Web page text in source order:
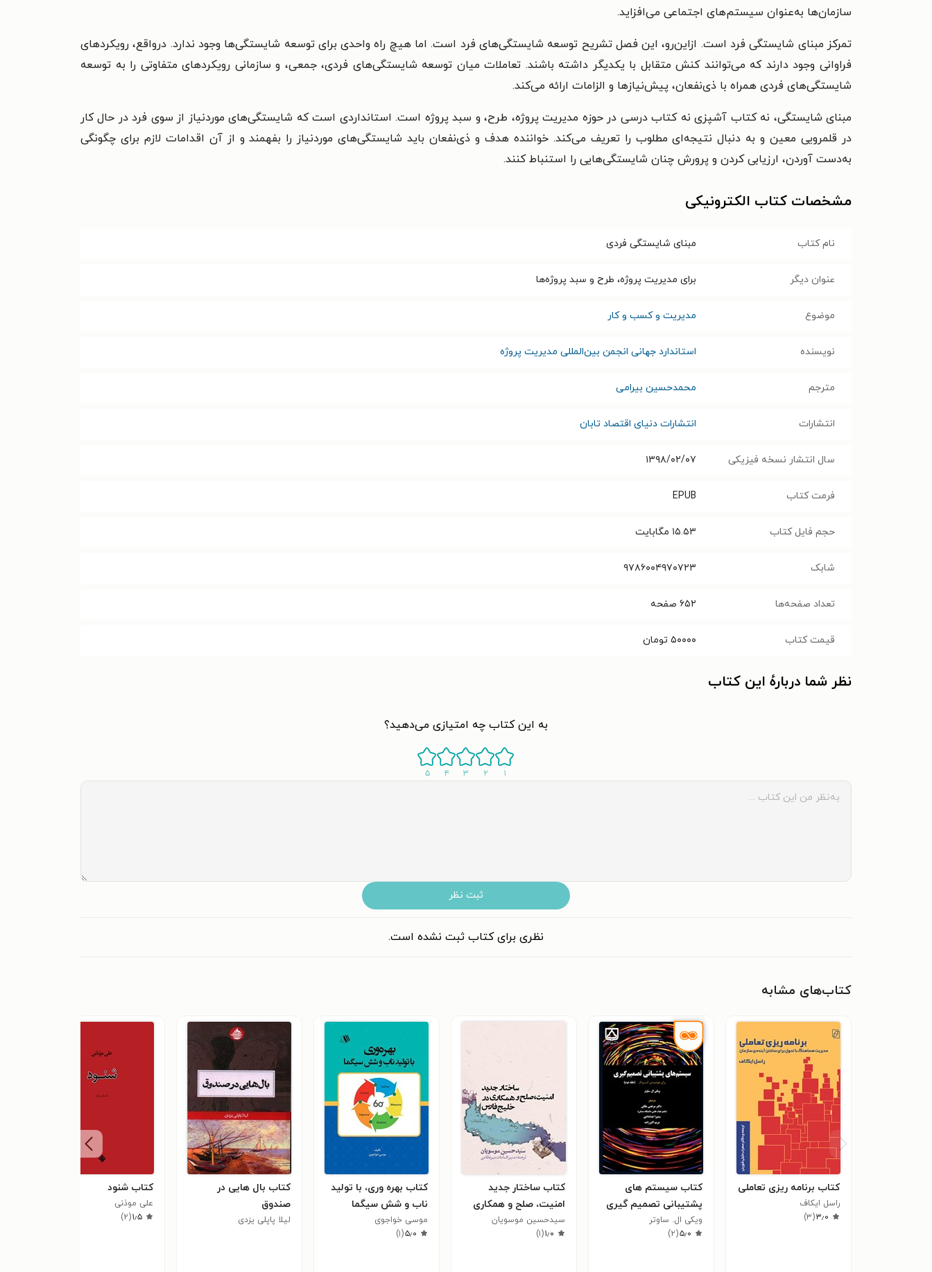
سازمان‌ها به‌عنوان سیستم‌های اجتماعی می‌افزاید.
تمرکز مبنای شایستگی فرد است. ازاین‌رو، این فصل تشریح توسعه شایستگی‌های فرد است. اما هیچ راه واحدی برای توسعه شایستگی‌ها وجود ندارد. درواقع، رویکردهای
فراوانی وجود دارند که می‌توانند کنش متقابل با یکدیگر داشته باشند. تعاملات میان توسعه شایستگی‌های فردی، جمعی، و سازمانی رویکردهای متفاوتی را به توسعه
شایستگی‌های فردی همراه با ذی‌نفعان، پیش‌نیازها و الزامات ارائه می‌کند.
مبنای شایستگی، نه کتاب آشپزی نه کتاب درسی در حوزه مدیریت پروژه، طرح، و سبد پروژه است. استانداردی است که شایستگی‌های موردنیاز از سوی فرد در حال کار
در قلمرویی معین و به دنبال نتیجه‌ای مطلوب را تعریف می‌کند. خواننده هدف و ذی‌نفعان باید شایستگی‌های موردنیاز را بفهمند و از آن اقدامات لازم برای چگونگی
به‌دست آوردن، ارزیابی کردن و پرورش چنان شایستگی‌هایی را استنباط کنند.
مشخصات کتاب الکترونیکی
نام کتاب مبنای شایستگی فردی
عنوان دیگر برای مدیریت پروژه، طرح و سبد پروژه‌ها
موضوع مدیریت و کسب و کار
نویسنده استاندارد جهانی انجمن بین‌المللی مدیریت پروژه
مترجم محمدحسین بیرامی
انتشارات انتشارات دنیای اقتصاد تابان
سال انتشار نسخه فیزیکی ۱۳۹۸/۰۲/۰۷
فرمت کتاب EPUB
حجم فایل کتاب ۱۵.۵۳ مگابایت
شابک ۹۷۸۶۰۰۴۹۷۰۷۲۳
تعداد صفحه‌ها ۶۵۲ صفحه
قیمت کتاب ۵۰۰۰۰ تومان
نظر شما دربارهٔ این کتاب
به این کتاب چه امتیازی می‌دهید؟
۱ ۲ ۳ ۴ ۵
ثبت نظر
نظری برای کتاب ثبت نشده است.
کتاب‌های مشابه
کتاب برنامه ریزی تعاملی
راسل ایکاف
۳٫۰(۳)
کتاب سیستم های
پشتیبانی تصمیم گیری
برای هوشمندی کسب و
کار (جلد دوم)
ویکی ال. ساوتر
۵٫۰(۲)
کتاب ساختار جدید
امنیت، صلح و همکاری
در خلیج فارس
سیدحسین موسویان
۱٫۰(۱)
کتاب بهره وری، با تولید
ناب و شش سیگما
موسی خواجوی
۵٫۰(۱)
کتاب بال هایی در
صندوق
لیلا پاپلی یزدی
کتاب شنود
علی موذنی
۱٫۵(۲)